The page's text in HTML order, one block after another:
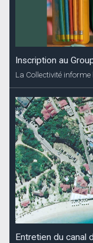
Inscription au
La Collectivité informe
Entretien du canal